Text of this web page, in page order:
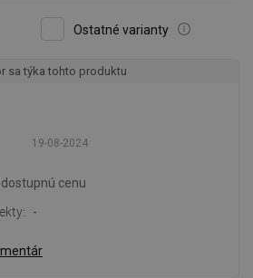
Ostatné varianty
sa týka tohto produktu
19-08-2024
cenu
-